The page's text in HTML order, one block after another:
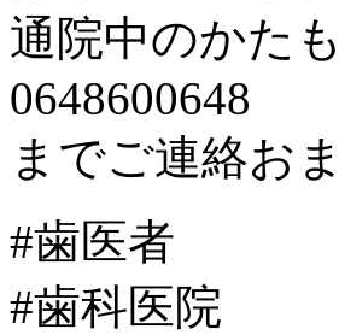
通院中のかたも
0648600648
までご連絡お
#歯医者
#歯科医院